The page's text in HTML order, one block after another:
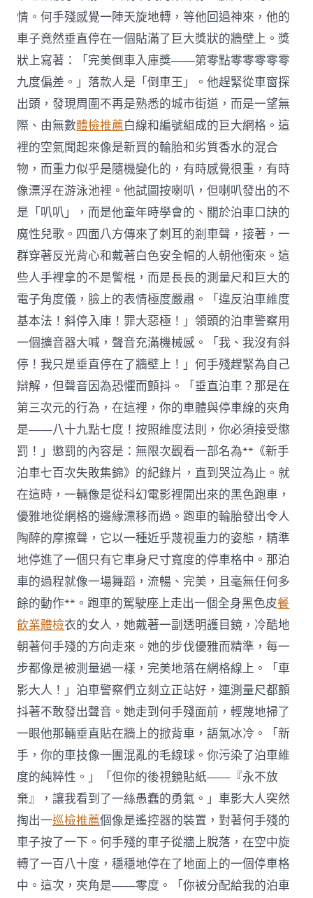
情。何手殘感覺一陣天旋地轉，等他回過神來，他的
車子竟然垂直停在一個貼滿了巨大獎狀的牆壁上。獎
狀上寫著：「完美倒車入庫獎——第零點零零零零零
九度偏差。」落款人是「倒車王」。他趕緊從車窗探
出頭，發現周圍不再是熟悉的城市街道，而是一望無
際、由無數體檢推薦白線和編號組成的巨大網格。這
裡的空氣聞起來像是新買的輪胎和劣質香水的混合
物，而重力似乎是隨機變化的，有時感覺很重，有時
像漂浮在游泳池裡。他試圖按喇叭，但喇叭發出的不
是「叭叭」，而是他童年時學會的、關於泊車口訣的
魔性兒歌。四面八方傳來了刺耳的剎車聲，接著，一
群穿著反光背心和戴著白色安全帽的人朝他衝來。這
些人手裡拿的不是警棍，而是長長的測量尺和巨大的
電子角度儀，臉上的表情極度嚴肅。「違反泊車維度
基本法！斜停入庫！罪大惡極！」領頭的泊車警察用
一個擴音器大喊，聲音充滿機械感。「我、我沒有斜
停！我只是垂直停在了牆壁上！」何手殘趕緊為自己
辯解，但聲音因為恐懼而顫抖。「垂直泊車？那是在
第三次元的行為，在這裡，你的車體與停車線的夾角
是——八十九點七度！按照維度法則，你必須接受懲
罰！」懲罰的內容是：無限次觀看一部名為**《新手
泊車七百次失敗集錦》的紀錄片，直到哭泣為止。就
在這時，一輛像是從科幻電影裡開出來的黑色跑車，
優雅地從網格的邊緣漂移而過。跑車的輪胎發出令人
陶醉的摩擦聲，它以一種近乎蔑視重力的姿態，精準
地停進了一個只有它車身尺寸寬度的停車格中。那泊
車的過程就像一場舞蹈，流暢、完美，且毫無任何多
餘的動作**。跑車的駕駛座上走出一個全身黑色皮餐
飲業體檢衣的女人，她戴著一副透明護目鏡，冷酷地
朝著何手殘的方向走來。她的步伐優雅而精準，每一
步都像是被測量過一樣，完美地落在網格線上。「車
影大人！」泊車警察們立刻立正站好，連測量尺都顫
抖著不敢發出聲音。她走到何手殘面前，輕蔑地掃了
一眼他那輛垂直貼在牆上的掀背車，語氣冰冷。「新
手，你的車技像一團混亂的毛線球。你污染了泊車維
度的純粹性。」「但你的後視鏡貼紙——『永不放
棄』，讓我看到了一絲愚蠢的勇氣。」車影大人突然
掏出一巡檢推薦個像是遙控器的裝置，對著何手殘的
車子按了一下。何手殘的車子從牆上脫落，在空中旋
轉了一百八十度，穩穩地停在了地面上的一個停車格
中。這次，夾角是——零度。「你被分配給我的泊車